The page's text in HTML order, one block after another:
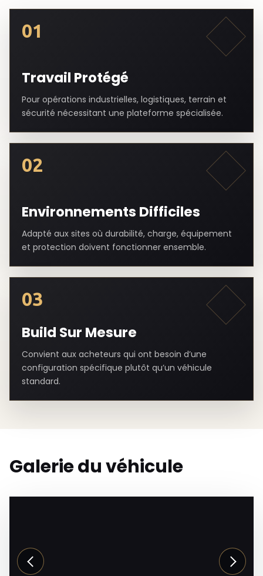
01
Travail Protégé
Pour opérations industrielles, logistiques, terrain et
sécurité nécessitant une plateforme spécialisée.
02
Environnements Difficiles
Adapté aux sites où durabilité, charge, équipement
et protection doivent fonctionner ensemble.
03
Build Sur Mesure
Convient aux acheteurs qui ont besoin d’une
configuration spécifique plutôt qu’un véhicule
standard.
Galerie du véhicule